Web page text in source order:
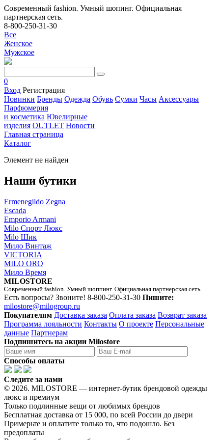
Современный fashion. Умный шопинг. Официальная
партнерская сеть.
8-800-250-31-30
Все
Женское
Мужское
0
Вход Регистрация
Новинки Бренды Одежда Обувь Сумки Часы Аксессуары
Парфюмерия
и косметика Ювелирные
изделия OUTLET Новости
Главная страница
Каталог
Элемент не найден
Наши бутики
Ermenegildo Zegna
Escada
Emporio Armani
Milo Спорт Люкс
Milo Шик
Мило Винтаж
VICTORIA
MILO ORO
Мило Время
MILOSTORE
Современный fashion. Умный шоппинг. Официальная партнерская сеть.
Есть вопросы? Звоните! 8-800-250-31-30 Пишите:
milostore@milogroup.ru
Покупателям Доставка заказа Оплата заказа Возврат заказа
Программа лояльности Контакты О проекте Персональные
данные Партнерам
Подпишитесь на акции Milostore
Способы оплаты
Следите за нами
© 2026. MILOSTORE — интернет-бутик брендовой одежды
люкс и премиум
Только подлинные вещи от любимых брендов
Бесплатная доставка от 15 000, по всей России до двери
Примерьте и оплатите только то, что подошло. Без
предоплаты